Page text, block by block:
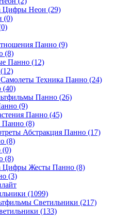
Цифры Неон (29)
(0)
Панно (9)
(8)
Панно (12)
Техника Панно (24)
(40)
Панно (26)
(9)
Панно (45)
Панно (8)
Абстракция Панно (17)
(8)
(8)
Цифры Жесты Панно (8)
(3)
(1099)
Светильники (217)
(133)